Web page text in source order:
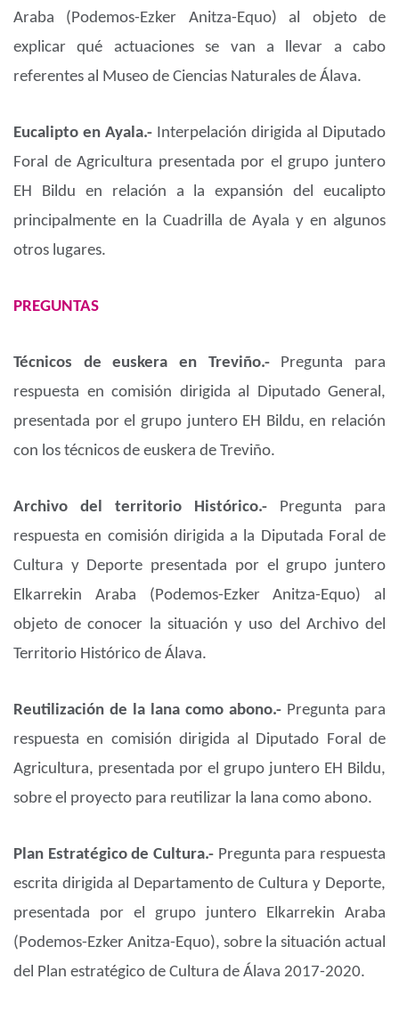
Araba (Podemos-Ezker Anitza-Equo) al objeto de
explicar qué actuaciones se van a llevar a cabo
referentes al Museo de Ciencias Naturales de Álava.
Eucalipto en Ayala.- Interpelación dirigida al Diputado
Foral de Agricultura presentada por el grupo juntero
EH Bildu en relación a la expansión del eucalipto
principalmente en la Cuadrilla de Ayala y en algunos
otros lugares.
PREGUNTAS
Técnicos de euskera en Treviño.- Pregunta para
respuesta en comisión dirigida al Diputado General,
presentada por el grupo juntero EH Bildu, en relación
con los técnicos de euskera de Treviño.
Archivo del territorio Histórico.- Pregunta para
respuesta en comisión dirigida a la Diputada Foral de
Cultura y Deporte presentada por el grupo juntero
Elkarrekin Araba (Podemos-Ezker Anitza-Equo) al
objeto de conocer la situación y uso del Archivo del
Territorio Histórico de Álava.
Reutilización de la lana como abono.- Pregunta para
respuesta en comisión dirigida al Diputado Foral de
Agricultura, presentada por el grupo juntero EH Bildu,
sobre el proyecto para reutilizar la lana como abono.
Plan Estratégico de Cultura.- Pregunta para respuesta
escrita dirigida al Departamento de Cultura y Deporte,
presentada por el grupo juntero Elkarrekin Araba
(Podemos-Ezker Anitza-Equo), sobre la situación actual
del Plan estratégico de Cultura de Álava 2017-2020.